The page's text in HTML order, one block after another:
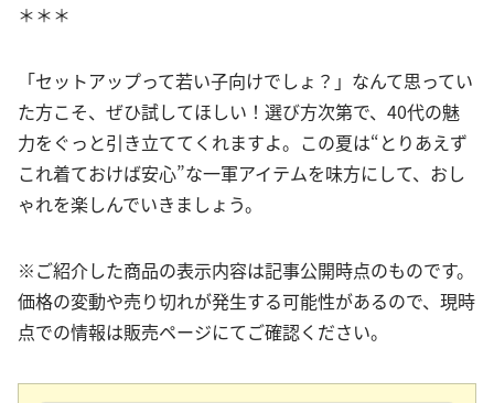
＊＊＊
「セットアップって若い子向けでしょ？」なんて思ってい
た方こそ、ぜひ試してほしい！選び方次第で、40代の魅
力をぐっと引き立ててくれますよ。この夏は“とりあえず
これ着ておけば安心”な一軍アイテムを味方にして、おし
ゃれを楽しんでいきましょう。
※ご紹介した商品の表示内容は記事公開時点のものです。
価格の変動や売り切れが発生する可能性があるので、現時
点での情報は販売ページにてご確認ください。